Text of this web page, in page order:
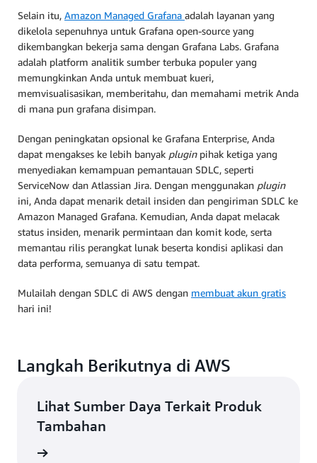
Selain itu, Amazon Managed Grafana adalah layanan yang
dikelola sepenuhnya untuk Grafana open-source yang
dikembangkan bekerja sama dengan Grafana Labs. Grafana
adalah platform analitik sumber terbuka populer yang
memungkinkan Anda untuk membuat kueri,
memvisualisasikan, memberitahu, dan memahami metrik Anda
di mana pun grafana disimpan.
Dengan peningkatan opsional ke Grafana Enterprise, Anda
dapat mengakses ke lebih banyak pluginpihak ketiga yang
menyediakan kemampuan pemantauan SDLC, seperti
ServiceNow dan Atlassian Jira. Dengan menggunakan plugin
ini, Anda dapat menarik detail insiden dan pengiriman SDLC ke
Amazon Managed Grafana. Kemudian, Anda dapat melacak
status insiden, menarik permintaan dan komit kode, serta
memantau rilis perangkat lunak beserta kondisi aplikasi dan
data performa, semuanya di satu tempat.
Mulailah dengan SDLC di AWS dengan membuat akun gratis
hari ini!
Langkah Berikutnya di AWS
Lihat Sumber Daya Terkait Produk
Tambahan